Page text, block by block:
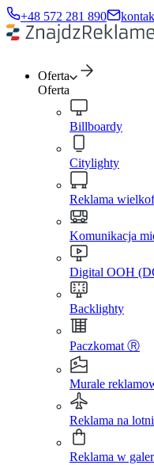
+48 572 281 890
Oferta
Oferta
Billboardy
Citylighty
Reklama
Komunikacja
Digital OOH
Backlighty
Paczkomat Ⓡ
Murale
Reklama na
Reklama w